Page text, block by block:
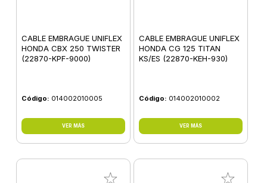
CABLE EMBRAGUE UNIFLEX
HONDA CBX 250 TWISTER
(22870-KPF-9000)
Código: 014002010005
VER MÁS
CABLE EMBRAGUE UNIFLEX
HONDA CG 125 TITAN
KS/ES (22870-KEH-930)
Código: 014002010002
VER MÁS